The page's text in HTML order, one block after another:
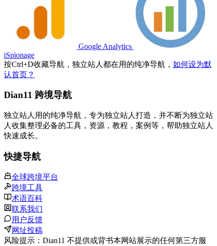
Google Analytics
iSpionage
按Ctrl+D收藏导航，独立站人都在用的纯净导航， 如何设为默
认首页？
Dian11 跨境导航
独立站人用的纯净导航，专为独立站人打造，并不断为独立站
人收集整理必备的工具，资源，教程，案例等，帮助独立站人
快速成长。
快捷导航
全球跨境平台
跨境工具
术语百科
联系我们
用户反馈
网址投稿
风险提示：Dian11 不提供或背书本网站展示的任何第三方服